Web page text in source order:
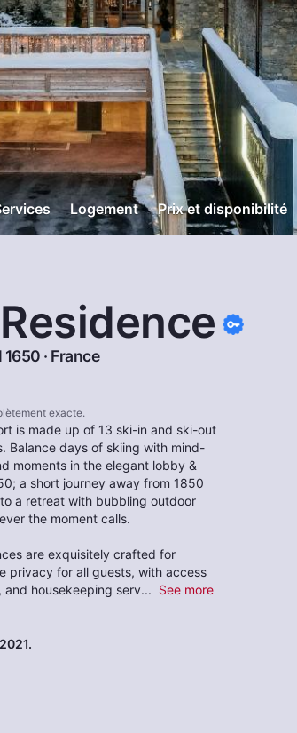
Logement Prix et disponibilité
1650 · France
exacte.
is made up of 13 ski-in and ski-out
Balance days of skiing with mind-
moments in the elegant lobby &
a short journey away from 1850
a retreat with bubbling outdoor
the moment calls.
are exquisitely crafted for
privacy for all guests, with access
housekeeping serv... See more